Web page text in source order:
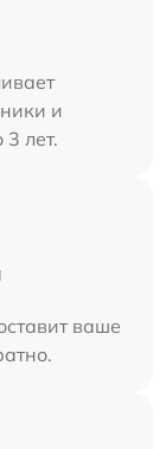
и
лет.
ваше